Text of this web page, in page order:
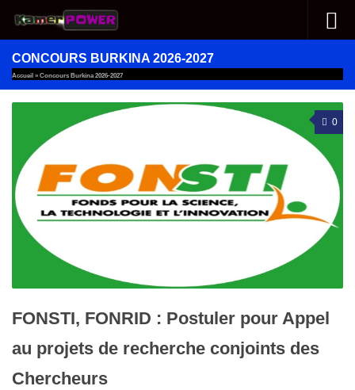
Au dessous du contenu
CONCOURS BURKINA 2026-2027
Accueil » Concours Burkina 2026-2027
0
FONSTI, FONRID : Postuler pour Appel
au projets de recherche conjoints des
Chercheurs